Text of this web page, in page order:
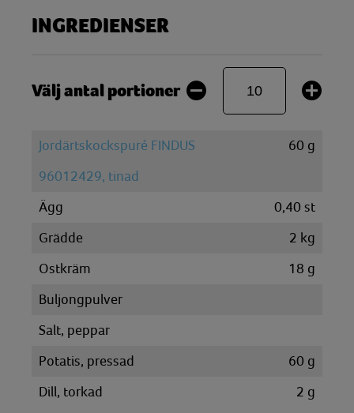
INGREDIENSER
Välj antal portioner
Jordärtskockspuré FINDUS
96012429, tinad
60 g
Ägg 0,40 st
Grädde
2 kg
Ostkräm
18 g
Buljongpulver
Salt, peppar
Potatis, pressad
60 g
Dill, torkad
2 g